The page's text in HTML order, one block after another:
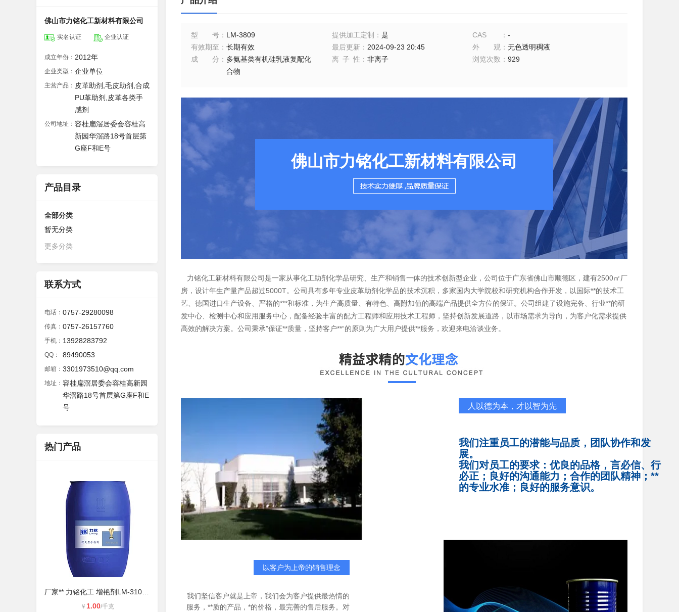
佛山市力铭化工新材料有限公司
实名认证 企业认证
成立年份： 2012年
企业类型： 企业单位
主营产品： 皮革助剂,毛皮助剂,合成
PU革助剂,皮革各类手
感剂
公司地址： 容桂扁滘居委会容桂高
新园华滘路18号首层第
G座F和E号
产品目录
全部分类
暂无分类
更多分类
联系方式
电话： 0757-29280098
传真： 0757-26157760
手机： 13928283792
QQ： 89490053
邮箱： 3301973510@qq.com
地址： 容桂扁滘居委会容桂高新园
华滘路18号首层第G座F和E
号
热门产品
￥ 1.00/千克
型号 ： LM-3809 提供加工定制 ： 是 CAS ：-
有效期至 ： 长期有效 最后更新： 2024-09-23 20:45 外观 ：无色透明稠液
成分 ： 多氨基类有机硅乳液复配化
合物
离子性 ： 非离子 浏览次数 ：929
佛山市力铭化工新材料有限公司
力铭化工新材料有限公司是一家从事化工助剂化学品研究、生产和销售一体的技术创新型企业，公司位于广东省佛山市顺德区，建有2500㎡厂
房，设计年生产量产品超过5000T。公司具有多年专业皮革助剂化学品的技术沉积，多家国内大学院校和研究机构合作开发，以国际**的技术工
艺、德国进口生产设备、严格的***和标准，为生产高质量、有特色、高附加值的高端产品提供全方位的保证。公司组建了设施完备、行业**的研
发中心、检测中心和应用服务中心，配备经验丰富的配方工程师和应用技术工程师，坚持创新发展道路，以市场需求为导向，为客户化需求提供
高效的解决方案。公司秉承”保证**质量，坚持客户**“的原则为广大用户提供**服务，欢迎来电洽谈业务。
人以德为本，才以智为先
我们注重员工的潜能与品质，团队协作和发
展。
我们对员工的要求：优良的品格，言必信、行
必正；良好的沟通能力；合作的团队精神；**
的专业水准；良好的服务意识。
以客户为上帝的销售理念
我们坚信客户就是上帝，我们会为客户提供最热情的
服务，**质的产品，*的价格，最完善的售后服务。对